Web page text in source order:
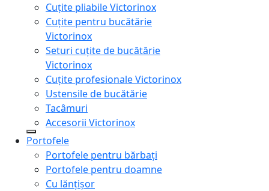
Cuțite pliabile Victorinox
Cuțite pentru bucătărie
Victorinox
Seturi cuțite de bucătărie
Victorinox
Cuțite profesionale Victorinox
Ustensile de bucătărie
Tacâmuri
Accesorii Victorinox
Portofele
Portofele pentru bărbați
Portofele pentru doamne
Cu lănțișor